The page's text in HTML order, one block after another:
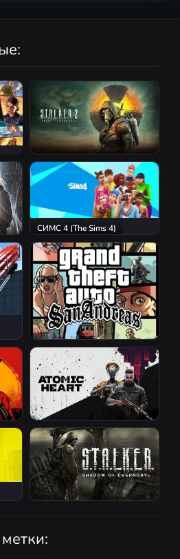
S.T.A.L.K.E.R. 2: Heart of
Chornobyl
СИМС 4 (The Sims 4)
GTA San Andreas
Atomic Heart